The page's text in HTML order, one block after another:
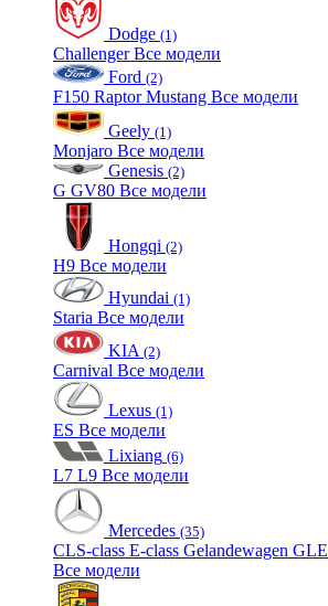
Dodge (1)
ChallengerВсе модели
Ford (2)
F150 RaptorMustang Все модели
Geely (1)
Monjaro Все модели
Genesis (2)
G GV80 Все модели
Hongqi (2)
H9 Все модели
Hyundai (1)
Staria Все модели
KIA (2)
Carnival Все модели
Lexus (1)
ES Все модели
Lixiang (6)
L7 L9 Все модели
Mercedes (35)
CLS-class E-class Gelandewagen GLE
Все модели